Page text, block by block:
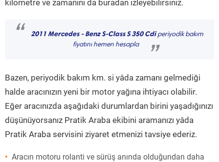
kilometre ve zamanını da buradan izleyebilirsiniz.
“ 2011 Mercedes - Benz S-Class S 350 Cdiperiyodik bakım
fiyatını hemen hesapla
”
Bazen, periyodik bakım km. si yâda zamanı gelmediği
halde aracınızın yeni bir motor yağına ihtiyacı olabilir.
Eğer aracınızda aşağıdaki durumlardan birini yaşadığınızı
düşünüyorsanız Pratik Araba ekibini aramanızı yâda
Pratik Araba servisini ziyaret etmenizi tavsiye ederiz.
Aracın motoru rolanti ve sürüş anında olduğundan daha